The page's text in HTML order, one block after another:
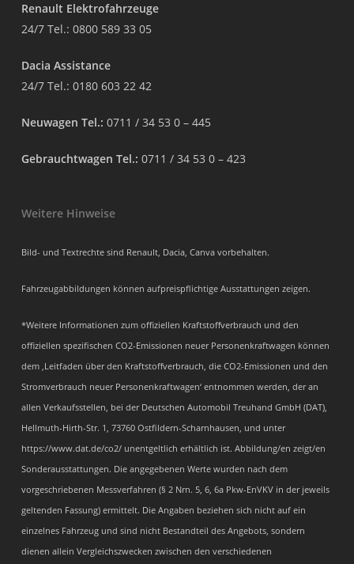
Renault Elektrofahrzeuge
24/7 Tel.: 0800 589 33 05
Dacia Assistance
24/7 Tel.: 0180 603 22 42
Neuwagen Tel.: 0711 / 34 53 0 – 445
Gebrauchtwagen Tel.: 0711 / 34 53 0 – 423
Weitere Hinweise
Bild- und Textrechte sind Renault, Dacia, Canva vorbehalten.
Fahrzeugabbildungen können aufpreispflichtige Ausstattungen zeigen.
*Weitere Informationen zum offiziellen Kraftstoffverbrauch und den
offiziellen spezifischen CO2-Emissionen neuer Personenkraftwagen können
dem ‚Leitfaden über den Kraftstoffverbrauch, die CO2-Emissionen und den
Stromverbrauch neuer Personenkraftwagen‘ entnommen werden, der an
allen Verkaufsstellen, bei der Deutschen Automobil Treuhand GmbH (DAT),
Hellmuth-Hirth-Str. 1, 73760 Ostfildern-Scharnhausen, und unter
https://www.dat.de/co2/ unentgeltlich erhältlich ist. Abbildung/en zeigt/en
Sonderausstattungen. Die angegebenen Werte wurden nach dem
vorgeschriebenen Messverfahren (§ 2 Nrn. 5, 6, 6a Pkw-EnVKV in der jeweils
geltenden Fassung) ermittelt. Die Angaben beziehen sich nicht auf ein
einzelnes Fahrzeug und sind nicht Bestandteil des Angebots, sondern
dienen allein Vergleichszwecken zwischen den verschiedenen